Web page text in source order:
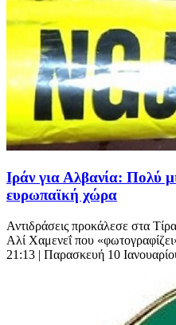
Ιράν για Αλβανία: Πολύ
ευρωπαϊκή χώρα
Αντιδράσεις προκάλεσε στα
Αλί Χαμενεΐ που
21:13 | Παρασκευή 10